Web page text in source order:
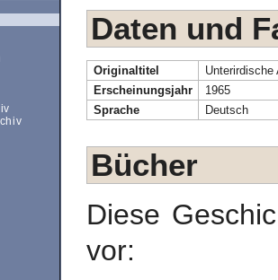
Daten und
Originaltitel
Unterirdische
Erscheinungsjahr
1965
Sprache
Deutsch
Bücher
Diese
vor: